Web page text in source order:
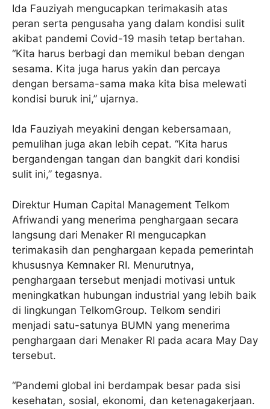
Ida Fauziyah mengucapkan terimakasih atas
peran serta pengusaha yang dalam kondisi sulit
akibat pandemi Covid-19 masih tetap bertahan.
“Kita harus berbagi dan memikul beban dengan
sesama. Kita juga harus yakin dan percaya
dengan bersama-sama maka kita bisa melewati
kondisi buruk ini,” ujarnya.
Ida Fauziyah meyakini dengan kebersamaan,
pemulihan juga akan lebih cepat. “Kita harus
bergandengan tangan dan bangkit dari kondisi
sulit ini,” tegasnya.
Direktur Human Capital Management Telkom
Afriwandi yang menerima penghargaan secara
langsung dari Menaker RI mengucapkan
terimakasih dan penghargaan kepada pemerintah
khususnya Kemnaker RI. Menurutnya,
penghargaan tersebut menjadi motivasi untuk
meningkatkan hubungan industrial yang lebih baik
di lingkungan TelkomGroup. Telkom sendiri
menjadi satu-satunya BUMN yang menerima
penghargaan dari Menaker RI pada acara May Day
tersebut.
“Pandemi global ini berdampak besar pada sisi
kesehatan, sosial, ekonomi, dan ketenagakerjaan.